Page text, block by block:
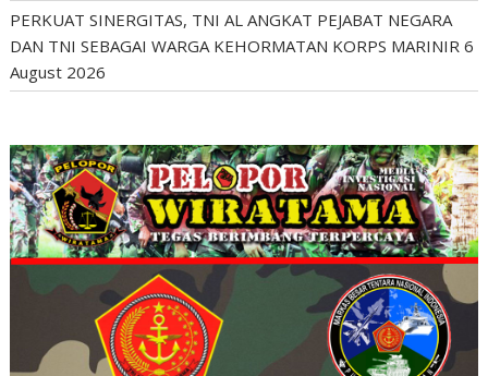
PERKUAT SINERGITAS, TNI AL ANGKAT PEJABAT NEGARA
DAN TNI SEBAGAI WARGA KEHORMATAN KORPS MARINIR 6
August 2026